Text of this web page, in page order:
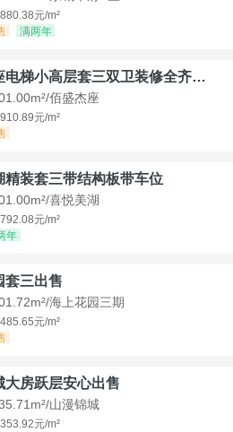
元/m²
满两年
佰盛杰座电梯小高层套三双卫装修全齐诚意出售
佰盛杰座
元/m²
精装套三带结构板带车位
喜悦美湖
元/m²
年
套三出售
海上花园三期
元/m²
大房跃层安心出售
山漫锦城
元/m²